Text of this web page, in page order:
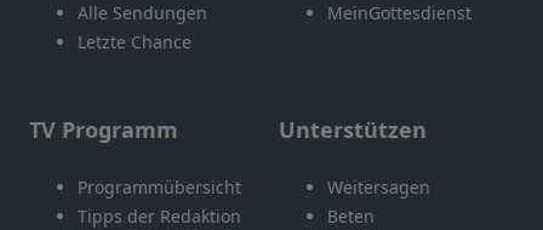
Alle Sendungen
Letzte Chance
MeinGottesdienst
TV Programm
Programmübersicht
Tipps der Redaktion
Unterstützen
Weitersagen
Beten